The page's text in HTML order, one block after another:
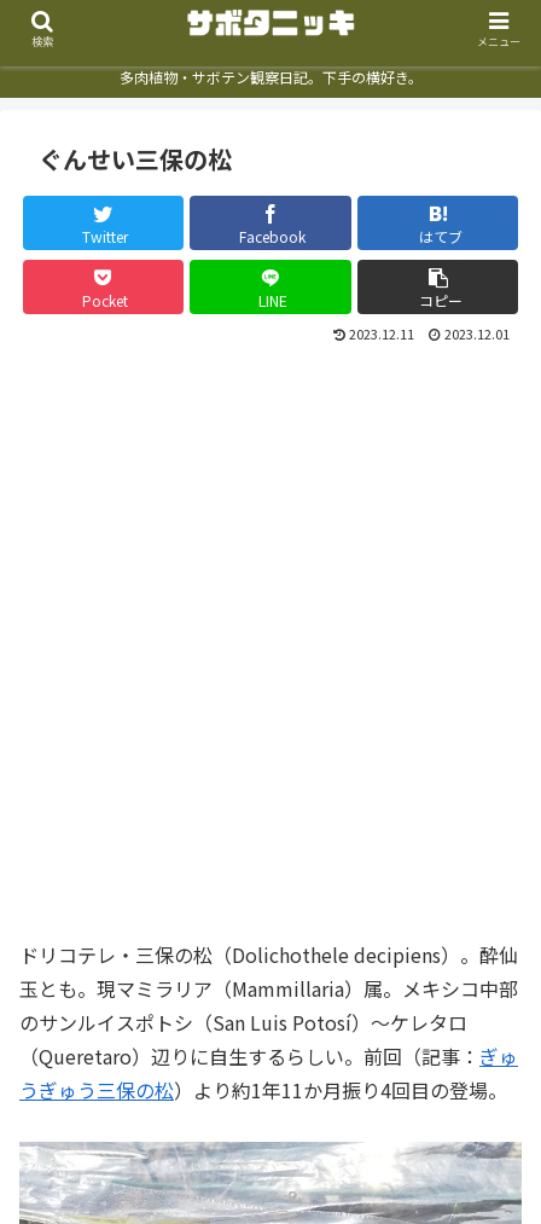
多肉植物・サボテン観察日記。下手の横好き。
ぐんせい三保の松
Twitter Facebook はてブ
Pocket LINE コピー
2023.12.11 2023.12.01
ドリコテレ・三保の松（Dolichothele decipiens）。酔仙
玉とも。現マミラリア（Mammillaria）属。メキシコ中部
のサンルイスポトシ（San Luis Potosí）～ケレタロ
（Queretaro）辺りに自生するらしい。前回（記事： ぎゅ
うぎゅう三保の松）より約1年11か月振り4回目の登場。
検索 メニュー